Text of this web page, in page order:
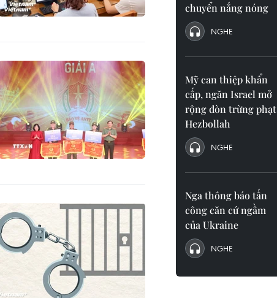
chuyển nắng nóng
NGHE
Mỹ can thiệp khẩn
cấp, ngăn Israel mở
rộng đòn trừng phạt
Hezbollah
NGHE
Nga thông báo tấn
công căn cứ ngầm
của Ukraine
NGHE